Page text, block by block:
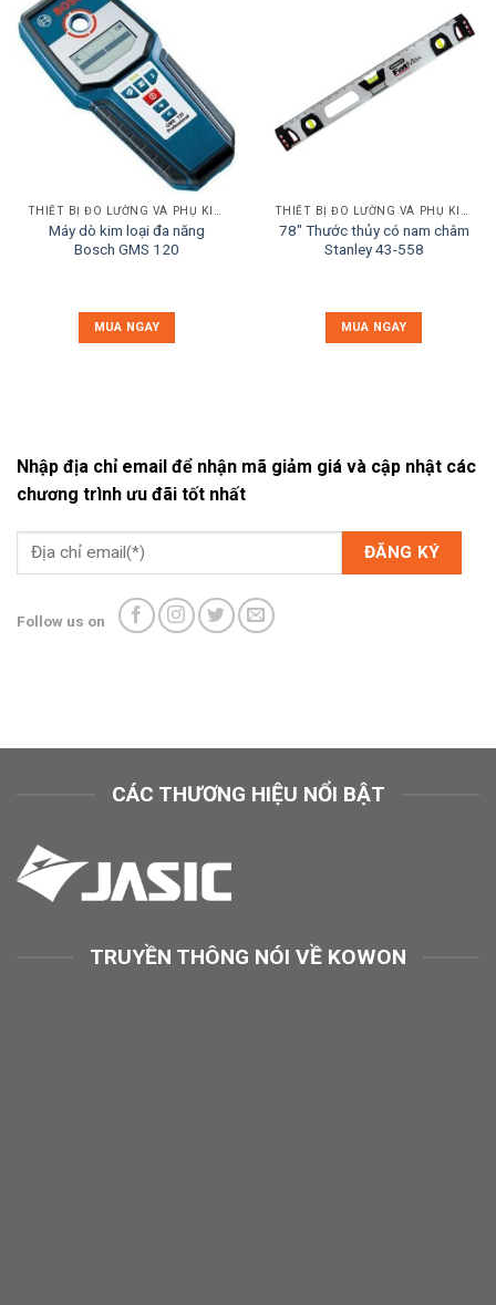
THIẾT BỊ ĐO LƯỜNG VÀ PHỤ KIỆN
Máy dò kim loại đa năng
Bosch GMS 120
MUA NGAY
THIẾT BỊ ĐO LƯỜNG VÀ PHỤ KIỆN
78″ Thước thủy có nam châm
Stanley 43-558
MUA NGAY
Nhập địa chỉ email để nhận mã giảm giá và cập nhật các
chương trình ưu đãi tốt nhất
Follow us on
CÁC THƯƠNG HIỆU NỔI BẬT
TRUYỀN THÔNG NÓI VỀ KOWON